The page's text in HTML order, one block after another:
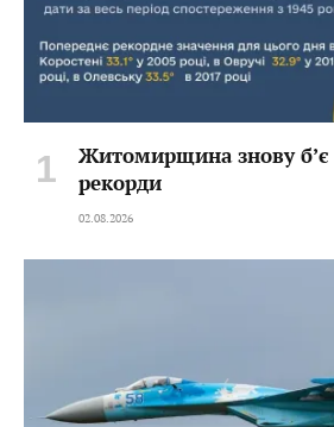
Житомирщина знову б’є
рекорди
02.08.2026